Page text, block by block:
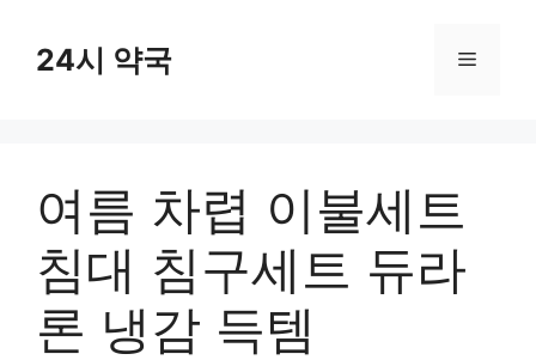
24시 약국 메
여름 차렵 이불세트
침대 침구세트 듀라
론 냉감 득템